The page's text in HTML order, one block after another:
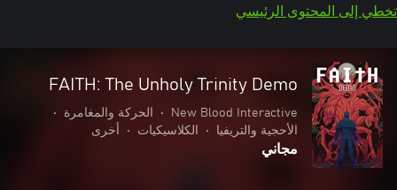
تخطي إلى المحتوى الرئيسي
FAITH: The Unholy Trinity Demo
New Blood Interactive
• الحركة والمغامرة
•
الأحجية والتريفيا
• الكلاسيكيات • أخرى
مجاني